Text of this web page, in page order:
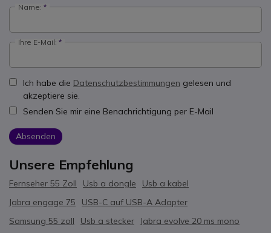
Name:
Ihre E-Mail:
Ich habe die Datenschutzbestimmungen gelesen und
akzeptiere sie.
Senden Sie mir eine Benachrichtigung per E-Mail
Absenden
Unsere Empfehlung
Fernseher 55 Zoll Usb a dongle
Usb a kabel
Jabra engage 75
USB-C auf USB-A Adapter
Samsung 55 zoll
Usb a stecker
Jabra evolve 20 ms mono